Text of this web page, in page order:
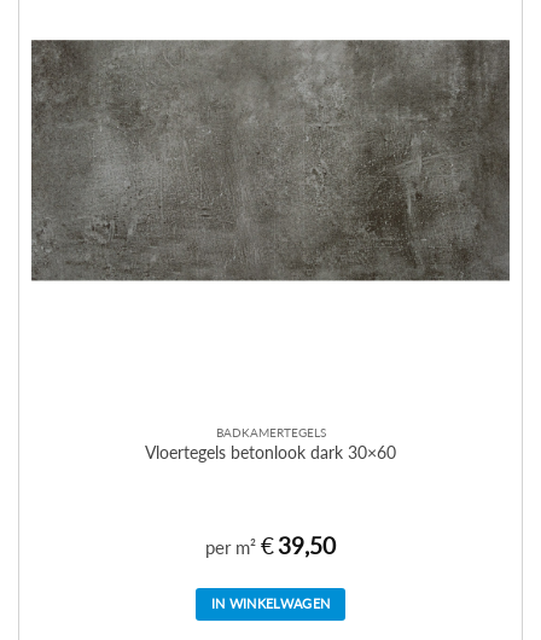
BADKAMERTEGELS
Vloertegels betonlook dark 30×60
per m² €39,50
IN WINKELWAGEN